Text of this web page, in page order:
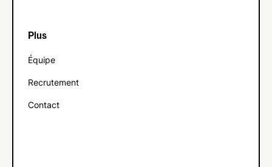
Plus
Équipe
Recrutement
Contact